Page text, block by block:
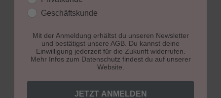
40 Jahre Profi-Erfahrung
HEMA- & säurefrei vegan & tierfreundlich
Fokus auf gesunde, schöne Nägel klare
Anwendungsanleitung mit Step-by-Step
Support für eine sichere Anwendung
Geschäftskunde
Mit der Anmeldung erhältst du unseren Newsletter
und bestätigst unsere AGB. Du kannst deine
Einwilligung jederzeit für die Zukunft widerrufen.
Mehr Infos zum Datenschutz findest du auf unserer
Website.
JETZT ANMELDEN